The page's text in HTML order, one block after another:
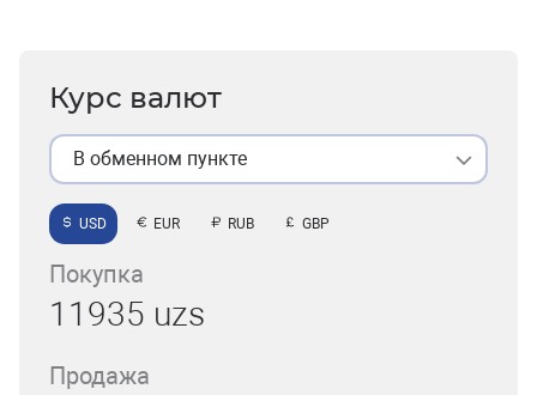
Курс валют
В обменном пункте
USD EUR RUB GBP
Покупка
11935 uzs
Продажа